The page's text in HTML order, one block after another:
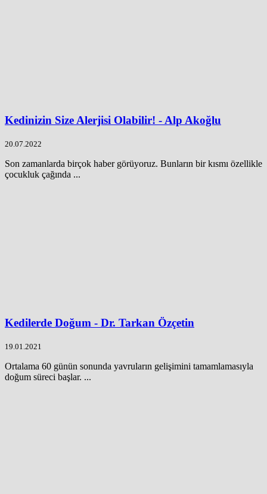
Kedinizin Size Alerjisi Olabilir! - Alp Akoğlu
20.07.2022
Son zamanlarda birçok haber görüyoruz. Bunların bir kısmı özellikle
çocukluk çağında ...
Kedilerde Doğum - Dr. Tarkan Özçetin
19.01.2021
Ortalama 60 günün sonunda yavruların gelişimini tamamlamasıyla
doğum süreci başlar. ...